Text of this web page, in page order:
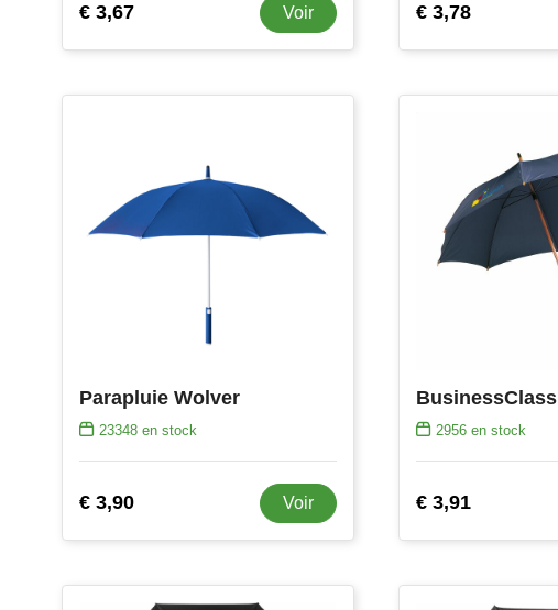
€ 3,67 Voir € 3,78
Parapluie Wolver
23348en stock
€ 3,90 Voir
2956 en stock
€ 3,91